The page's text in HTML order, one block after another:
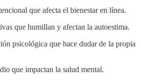
que afecta el bienestar en línea.
que humillan y afectan la autoestima.
psicológica que hace dudar de la propia
que impactan la salud mental.